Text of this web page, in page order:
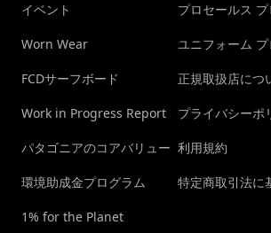
イベント
Worn Wear
FCDサーフボード
Work in Progress Report
パタゴニアのコアバリュー
環境助成金プログラム
1% for the Planet
プロセールス
ユニフォーム
正規取扱店につ
プライバシーポ
利用規約
特定商取引法に